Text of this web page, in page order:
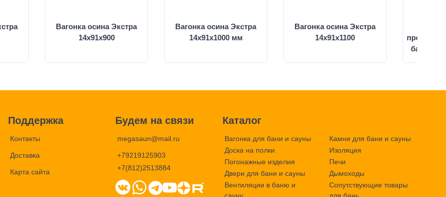
Вагонка осина Экстра
14х91х900
Вагонка осина Экстра
14х91х1000 мм
Вагонка осина Экстра
14х91х1100
бани
Поддержка
Контакты
Доставка
Карта сайта
Будем на связи
megasaun@mail.ru
+79219125903
+7(812)2513884
Каталог
Вагонка для бани и сауны
Доска на полки
Погонажные изделия
Двери для бани и сауны
Вентиляции в баню и
Камни для бани и сауны
Изоляция
Печи
Дымоходы
Сопутствующие товары